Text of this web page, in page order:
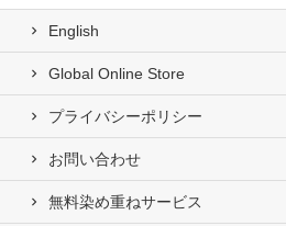
English
Global Online Store
プライバシーポリシー
お問い合わせ
無料染め重ねサービス